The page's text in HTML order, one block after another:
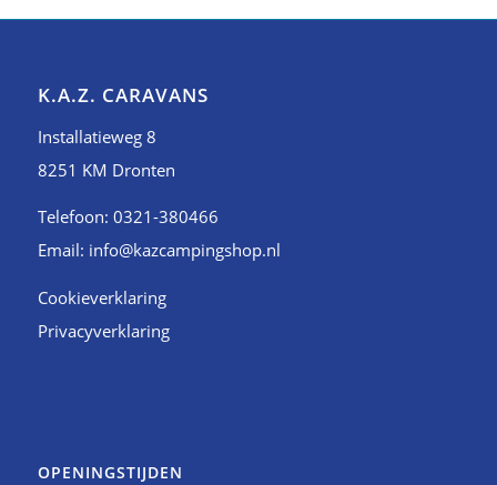
K.A.Z. CARAVANS
Installatieweg 8
8251 KM Dronten
Telefoon: 0321-380466
Email: info@kazcampingshop.nl
Cookieverklaring
Privacyverklaring
OPENINGSTIJDEN